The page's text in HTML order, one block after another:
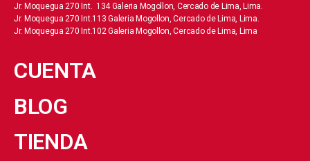
Jr. Moquegua 270 Int. 134 Galeria Mogollon, Cercado de Lima, Lima.
Jr. Moquegua 270 Int.113 Galeria Mogollon, Cercado de Lima, Lima.
Jr. Moquegua 270 Int.102 Galeria Mogollon, Cercado de Lima, Lima
CUENTA
BLOG
TIENDA